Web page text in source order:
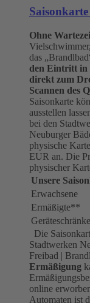
Ohne
das
den Eintritt in
direkt zum
Scannen des
Saisonkarte
ausstellen
bei den
Neuburger
physische
EUR an. Die
physischer
Unsere
Erwachsene
Ermäßigte**
Geräteschränke
Die
Stadtwerken
Freibad |
Ermäßigung
online
Automaten ist